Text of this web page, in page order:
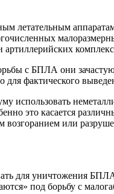
летательным
с БПЛА они
фактического
использовать
это касается
или
для уничтожения
под борьбу с